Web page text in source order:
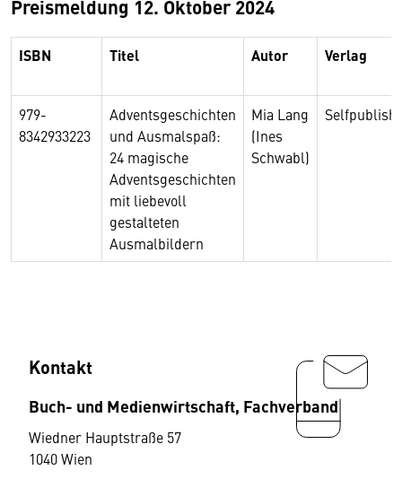
Preismeldung 12. Oktober 2024
ISBN Titel Autor Verlag
979-
8342933223
Adventsgeschichten
und Ausmalspaß:
24 magische
Adventsgeschichten
mit liebevoll
gestalteten
Ausmalbildern
Mia Lang
(Ines
Schwabl)
Kontakt
Buch- und Medienwirtschaft, Fachverband
Wiedner Hauptstraße 57
1040 Wien